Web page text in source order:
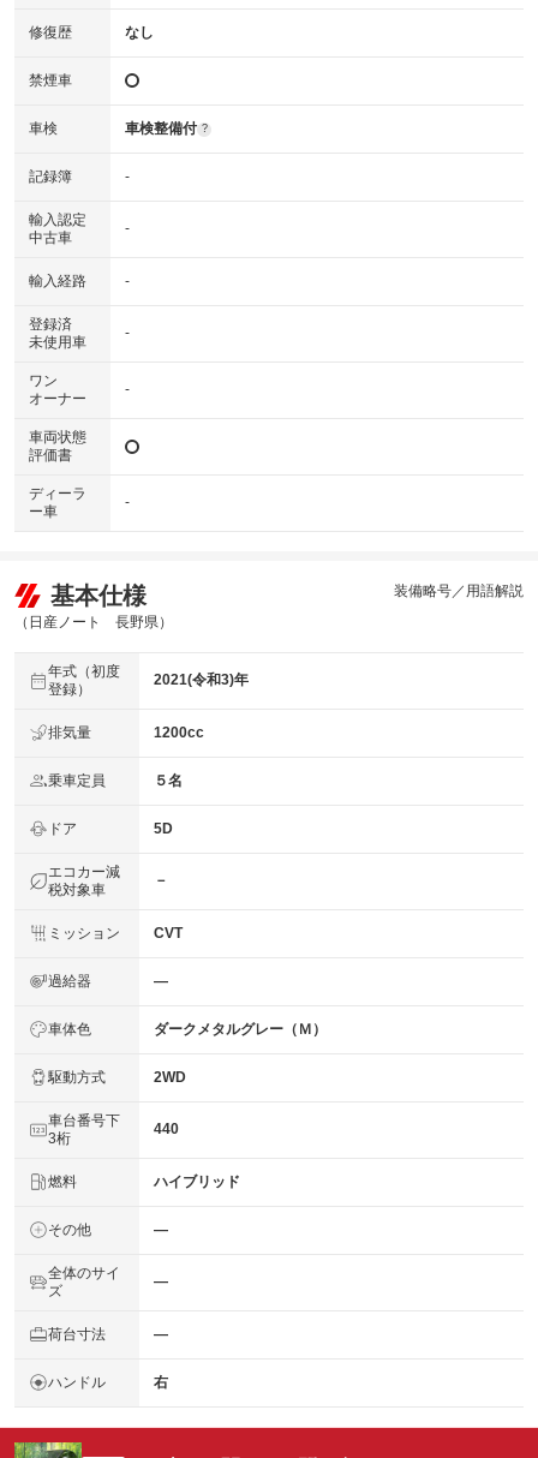
修復歴 なし
禁煙車
車検 車検整備付 ?
記録簿 -
輸入認定
中古車
-
輸入経路 -
登録済
未使用車
-
ワン
オーナー
-
車両状態
評価書
ディーラ
ー車
-
基本仕様
（日産ノート 長野県）
装備略号／用語解説
年式（初度
登録）
2021(令和3)年
排気量 1200cc
乗車定員 ５名
ドア 5D
エコカー減
税対象車
－
ミッション CVT
過給器 ―
車体色 ダークメタルグレー（Ｍ）
駆動方式 2WD
車台番号下
3桁
440
燃料 ハイブリッド
その他 ―
全体のサイ
ズ
―
荷台寸法 ―
ハンドル 右